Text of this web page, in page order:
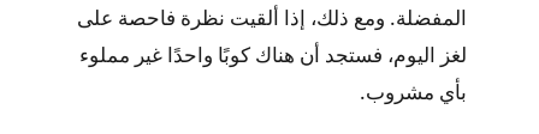
المفضلة. ومع ذلك، إذا ألقيت نظرة فاحصة على
لغز اليوم، فستجد أن هناك كوبًا واحدًا غير مملوء
بأي مشروب.